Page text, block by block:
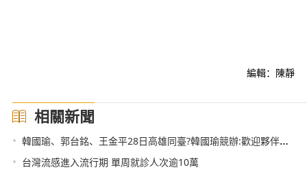
編輯：陳靜
相關新聞
• 韓國瑜、郭台銘、王金平28日高雄同臺?韓國瑜競辦:歡迎夥伴回娘家
• 台灣流感進入流行期 單周就診人次逾10萬